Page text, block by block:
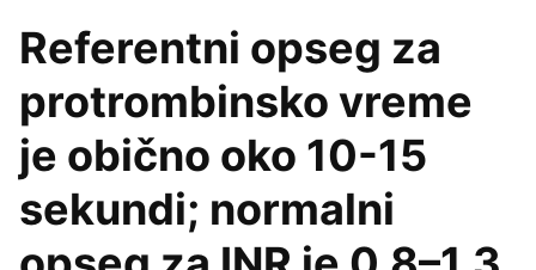
Referentni opseg za
protrombinsko vreme
je obično oko 10-15
sekundi; normalni